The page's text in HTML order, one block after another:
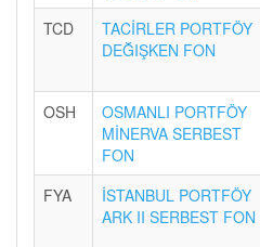
TCD
TACİRLER PORTFÖY
DEĞIŞKEN FON
OSH
OSMANLI PORTFÖY
MİNERVA SERBEST
FON
FYA
İSTANBUL PORTFÖY
ARK II SERBEST FON